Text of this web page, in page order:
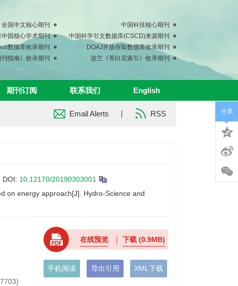
全国中文核心期刊
中国科技核心期刊
中国核心学术期刊
中国科学引文数据库(CSCD)来源期刊
数据库收录期刊
DOAJ开放存取数据库收录期刊
指南》收录期刊
波兰《哥白尼索引》收录期刊
期刊订阅 联系我们 English
Email Alerts RSS
DOI: 10.12170/20190303001
on energy approach[J]. Hydro-Science and
在线预览 下载(0.9MB)
手机阅读 导出引用 XML下载
分享